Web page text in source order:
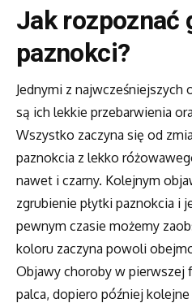
Jak rozpoznać
paznokci?
Jednymi z
są ich lekkie przebarwienia
Wszystko zaczyna się od
paznokcia z lekko
nawet i czarny. Kolejnym
zgrubienie płytki paznokcia i
pewnym czasie możemy
koloru zaczyna powoli
Objawy choroby w pierwszej
palca, dopiero później